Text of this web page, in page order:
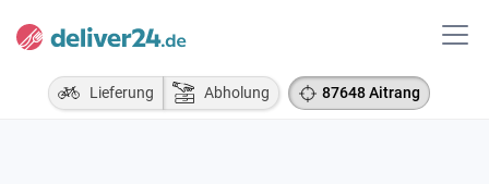
Lieferung Abholung 87648 Aitrang